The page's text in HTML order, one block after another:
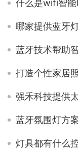
什么是wifi智能
哪家提供蓝牙
蓝牙技术帮助
打造个性家居照
强禾科技提供
蓝牙氛围灯方
灯具都有什么